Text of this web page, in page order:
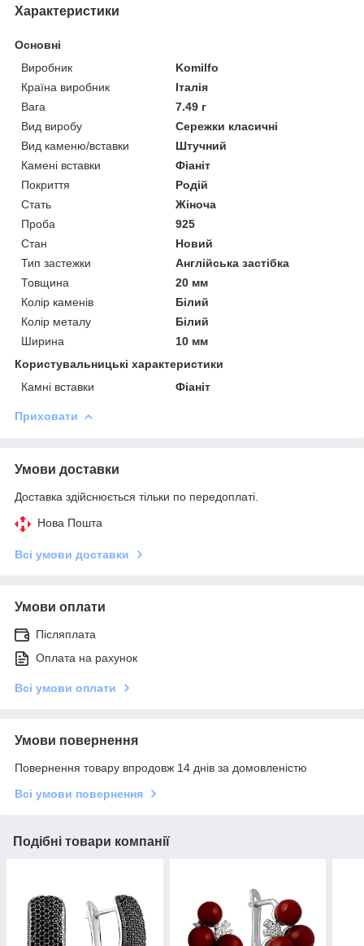
Характеристики
Основні
Виробник
Komilfo
Країна виробник
Італія
Вага
7.49 г
Вид виробу
Сережки класичні
Вид каменю/вставки
Штучний
Камені вставки
Фіаніт
Покриття
Родій
Стать
Жіноча
Проба
925
Стан
Новий
Тип застежки
Англійська застібка
Товщина
20 мм
Колір каменів
Білий
Колір металу
Білий
Ширина
10 мм
Користувальницькі характеристики
Камні вставки
Фіаніт
Приховати
Умови доставки
Доставка здійснюється тільки по передоплаті.
Нова Пошта
Всі умови доставки
Умови оплати
Післяплата
Оплата на рахунок
Всі умови оплати
Умови повернення
Повернення товару впродовж 14 днів за домовленістю
Всі умови повернення
Подібні товари компанії